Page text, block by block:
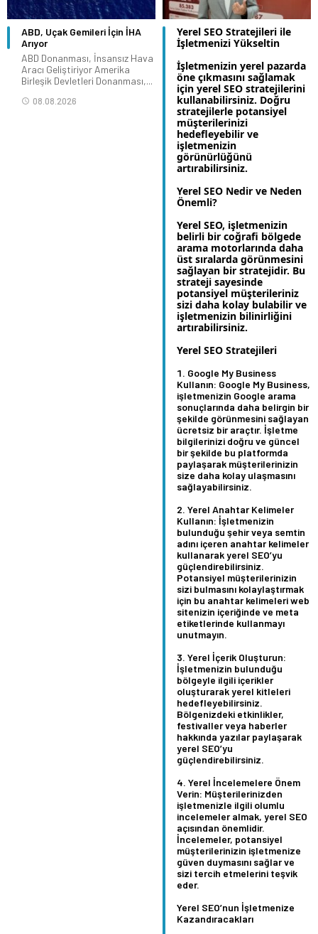
ABD, Uçak Gemileri İçin İHA
Arıyor
ABD Donanması, İnsansız Hava
Aracı Geliştiriyor Amerika
Birleşik Devletleri Donanması,...
08.08.2026
Yerel SEO Stratejileri ile
İşletmenizi Yükseltin
İşletmenizin yerel pazarda
öne çıkmasını sağlamak
için yerel SEO stratejilerini
kullanabilirsiniz. Doğru
stratejilerle potansiyel
müşterilerinizi
hedefleyebilir ve
işletmenizin
görünürlüğünü
artırabilirsiniz.
Yerel SEO Nedir ve Neden
Önemli?
Yerel SEO, işletmenizin
belirli bir coğrafi bölgede
arama motorlarında daha
üst sıralarda görünmesini
sağlayan bir stratejidir. Bu
strateji sayesinde
potansiyel müşterileriniz
sizi daha kolay bulabilir ve
işletmenizin bilinirliğini
artırabilirsiniz.
Yerel SEO Stratejileri
Google My Business
Kullanın: Google My Business,
işletmenizin Google arama
sonuçlarında daha belirgin bir
şekilde görünmesini sağlayan
ücretsiz bir araçtır. İşletme
bilgilerinizi doğru ve güncel
bir şekilde bu platformda
paylaşarak müşterilerinizin
size daha kolay ulaşmasını
sağlayabilirsiniz.
Yerel Anahtar Kelimeler
Kullanın: İşletmenizin
bulunduğu şehir veya semtin
adını içeren anahtar kelimeler
kullanarak yerel SEO’yu
güçlendirebilirsiniz.
Potansiyel müşterilerinizin
sizi bulmasını kolaylaştırmak
için bu anahtar kelimeleri web
sitenizin içeriğinde ve meta
etiketlerinde kullanmayı
unutmayın.
Yerel İçerik Oluşturun:
İşletmenizin bulunduğu
bölgeyle ilgili içerikler
oluşturarak yerel kitleleri
hedefleyebilirsiniz.
Bölgenizdeki etkinlikler,
festivaller veya haberler
hakkında yazılar paylaşarak
yerel SEO’yu
güçlendirebilirsiniz.
Yerel İncelemelere Önem
Verin: Müşterilerinizden
işletmenizle ilgili olumlu
incelemeler almak, yerel SEO
açısından önemlidir.
İncelemeler, potansiyel
müşterilerinizin işletmenize
güven duymasını sağlar ve
sizi tercih etmelerini teşvik
eder.
Yerel SEO’nun İşletmenize
Kazandıracakları